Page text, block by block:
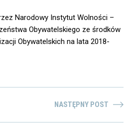
Narodowy Instytut Wolności –
Obywatelskiego ze środków
Obywatelskich na lata 2018-
NASTĘPNY POST